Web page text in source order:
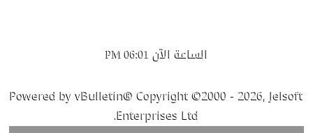
الساعة الآن 06:01 PM
Powered by vBulletin® Copyright ©2000 - 2026, Jelsoft
Enterprises Ltd.